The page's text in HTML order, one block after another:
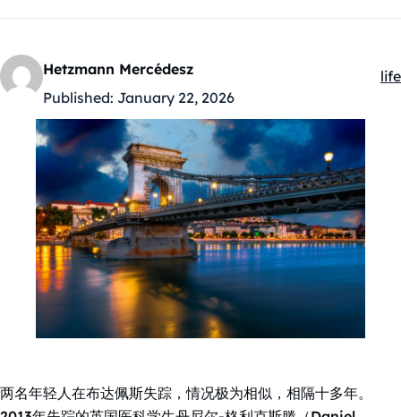
Hetzmann Mercédesz
Published: January 22, 2026
life
两名年轻人在布达佩斯失踪，情况极为相似，相隔十多年。